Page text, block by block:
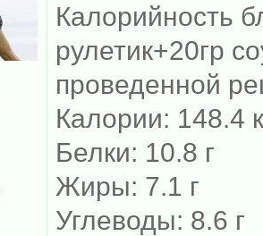
Калорийность
рулетик+20гр
проведенной
Калории: 148.4
Белки: 10.8 г
Жиры: 7.1 г
Углеводы: 8.6 г